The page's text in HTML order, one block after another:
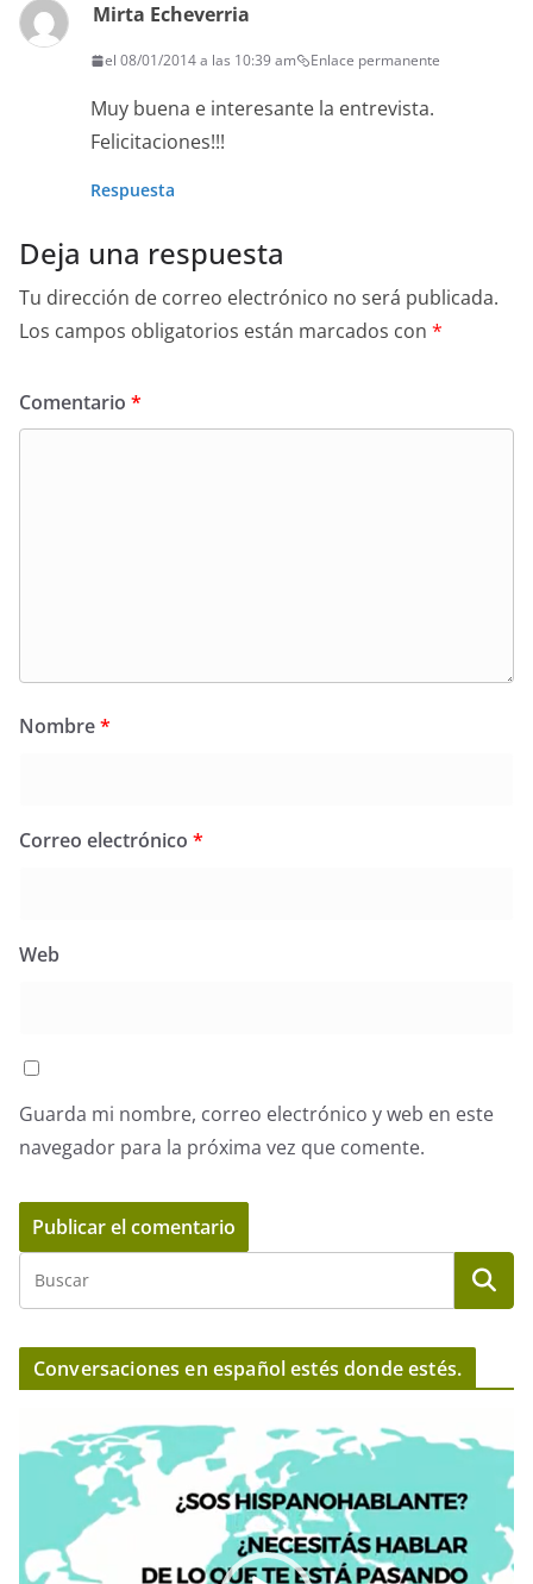
Mirta Echeverria
el 08/01/2014 a las 10:39 am Enlace permanente
Muy buena e interesante la entrevista.
Felicitaciones!!!
Respuesta
Deja una respuesta
Tu dirección de correo electrónico no será publicada.
Los campos obligatorios están marcados con *
Comentario *
Nombre*
Correo electrónico *
Web
Guarda mi nombre, correo electrónico y web en este
navegador para la próxima vez que comente.
Conversaciones en español estés donde estés.
e
d